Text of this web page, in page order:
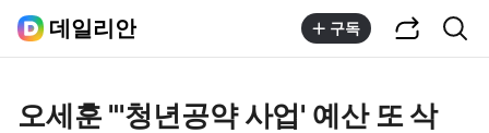
데일리안 구독
오세훈 "'청년공약 사업' 예산 또 삭